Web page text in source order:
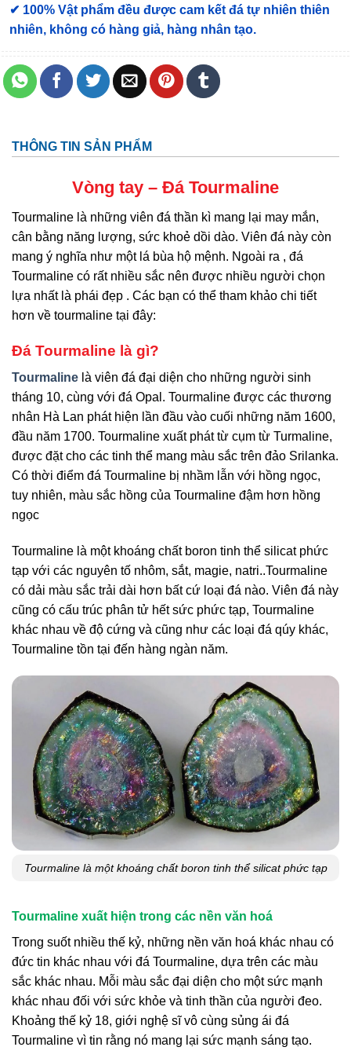
✔ 100% Vật phẩm đều được cam kết đá tự nhiên thiên
nhiên, không có hàng giả, hàng nhân tạo.
THÔNG TIN SẢN PHẨM
Vòng tay – Đá Tourmaline
Tourmaline là những viên đá thần kì mang lại may mắn,
cân bằng năng lượng, sức khoẻ dồi dào. Viên đá này còn
mang ý nghĩa như một lá bùa hộ mệnh. Ngoài ra , đá
Tourmaline có rất nhiều sắc nên được nhiều người chọn
lựa nhất là phái đẹp . Các bạn có thể tham khảo chi tiết
hơn về tourmaline tại đây:
Đá Tourmaline là gì?
Tourmaline là viên đá đại diện cho những người sinh
tháng 10, cùng với đá Opal. Tourmaline được các thương
nhân Hà Lan phát hiện lần đầu vào cuối những năm 1600,
đầu năm 1700. Tourmaline xuất phát từ cụm từ Turmaline,
được đặt cho các tinh thể mang màu sắc trên đảo Srilanka.
Có thời điểm đá Tourmaline bị nhầm lẫn với hồng ngọc,
tuy nhiên, màu sắc hồng của Tourmaline đậm hơn hồng
ngọc
Tourmaline là một khoáng chất boron tinh thể silicat phức
tạp với các nguyên tố nhôm, sắt, magie, natri..Tourmaline
có dải màu sắc trải dài hơn bất cứ loại đá nào. Viên đá này
cũng có cấu trúc phân tử hết sức phức tạp, Tourmaline
khác nhau về độ cứng và cũng như các loại đá qúy khác,
Tourmaline tồn tại đến hàng ngàn năm.
Tourmaline là một khoáng chất boron tinh thể silicat phức tạp
Tourmaline xuất hiện trong các nền văn hoá
Trong suốt nhiều thế kỷ, những nền văn hoá khác nhau có
đức tin khác nhau với đá Tourmaline, dựa trên các màu
sắc khác nhau. Mỗi màu sắc đại diện cho một sức mạnh
khác nhau đối với sức khỏe và tinh thần của người đeo.
Khoảng thế kỷ 18, giới nghệ sĩ vô cùng sủng ái đá
Tourmaline vì tin rằng nó mang lại sức mạnh sáng tạo.